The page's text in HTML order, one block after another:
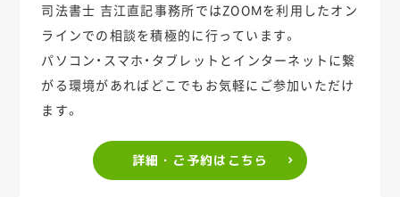
司法書士 吉江直記事務所ではZOOMを利用したオン
ラインでの相談を積極的に行っています。
パソコン・スマホ・タブレットとインターネットに繋
がる環境があれば どこでもお気軽にご参加いただけ
ます。
詳細・ご予約はこちら